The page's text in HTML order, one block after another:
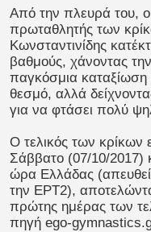
Από την πλευρά του,
πρωταθλητής των
Κωνσταντινίδης
βαθμούς, χάνοντας
παγκόσμια
θεσμό, αλλά
για να φτάσει πολύ
Ο τελικός των κρίκων
Σάββατο (07/10/2017)
ώρα Ελλάδας
την ΕΡΤ2),
πρώτης ημέρας των
πηγή ego-